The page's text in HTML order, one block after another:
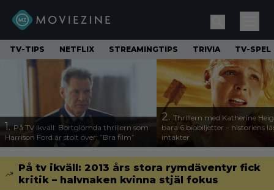
TV-TIPS NETFLIX STREAMINGTIPS TRIVIA TV-SPEL
1. På TV ikväll: Bortglömda thrillern som
Harrison Ford är stolt över: ”Bra film”
2. Thrillern med Katherine
bara 6 biobiljetter – historiens
intäkter
På tv ikväll: 2013 års stora rymdäventyr fick
kritik – halvnaken kvinna stjäl fokus